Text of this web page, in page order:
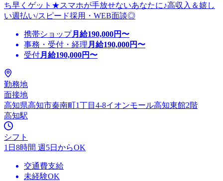
ち早くゲット★スマホが手放せないあなたに♪高収入＆嬉し
い週払い/スピード採用・WEB面談◎
携帯ショップ月給190,000円〜
事務・受付・経理 月給190,000円〜
受付月給190,000円〜
勤務地
面接地
高知県高知市秦南町1丁目4-8イオンモール高知東館2階
高知駅
シフト
1日8時間 週5日からOK
交通費支給
未経験OK